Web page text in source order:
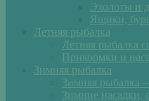
Эхолоты и
Ящики,
Летняя рыбалка
Летняя рыбалка
Прикормки и
Зимняя рыбалка
Зимняя рыбалка
Зимние насадки,